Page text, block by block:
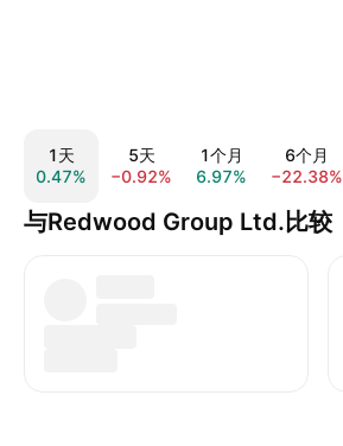
1天
0.47%
5天
−0.92%
1个月
6.97%
6个月
−22.38%
与Redwood Group Ltd.比较